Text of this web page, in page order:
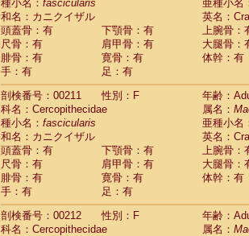
種小名： fascicularis
亜種小名
和名：カニクイザル
英名：
頭蓋骨：有
下顎骨：有
上腕骨：
尺骨：有
肩甲骨：有
大腿骨：
腓骨：有
寛骨：有
体幹：有
手：有
足：有
剖検番号：00211
性別：F
年齢：
科名：Cercopithecidae
属名：
種小名： fascicularis
亜種小名
和名：カニクイザル
英名：
頭蓋骨：有
下顎骨：有
上腕骨：
尺骨：有
肩甲骨：有
大腿骨：
腓骨：有
寛骨：有
体幹：有
手：有
足：有
剖検番号：00212
性別：F
年齢：
科名：Cercopithecidae
属名：